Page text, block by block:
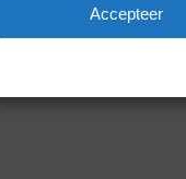
Accepteer